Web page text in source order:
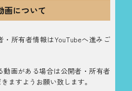
画について
・所有者情報はYouTubeへ進みご
動画がある場合は公開者・所有者
ますようお願い致します。